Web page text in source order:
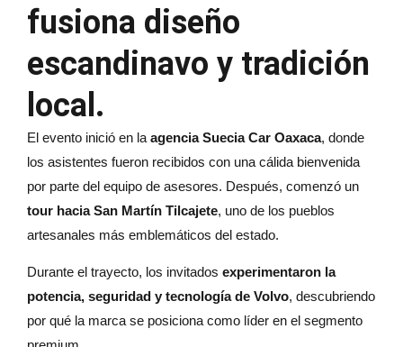
fusiona diseño
escandinavo y tradición
local .
El evento inició en la agencia Suecia Car Oaxaca, donde
los asistentes fueron recibidos con una cálida bienvenida
por parte del equipo de asesores. Después, comenzó un
tour hacia San Martín Tilcajete, uno de los pueblos
artesanales más emblemáticos del estado.
Durante el trayecto, los invitados experimentaron la
potencia, seguridad y tecnología de Volvo, descubriendo
por qué la marca se posiciona como líder en el segmento